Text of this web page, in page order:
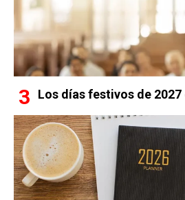
Los días festivos de 2027